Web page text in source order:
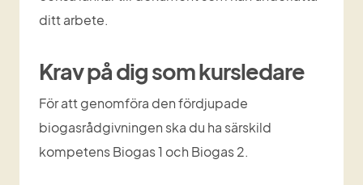
ditt arbete.
Krav på dig som kursledare
För att genomföra den fördjupade
biogasrådgivningen ska du ha särskild
kompetens Biogas 1 och Biogas 2.